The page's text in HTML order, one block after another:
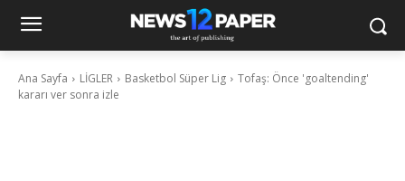
Ana Sayfa LİGLER Basketbol Süper Lig
Tofaş: Önce 'goaltending'
kararı ver sonra izle